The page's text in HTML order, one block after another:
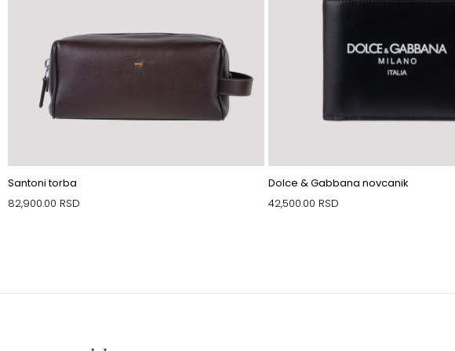
Santoni torba
82,900.00 RSD
Dolce & Gabbana novcanik
42,500.00 RSD